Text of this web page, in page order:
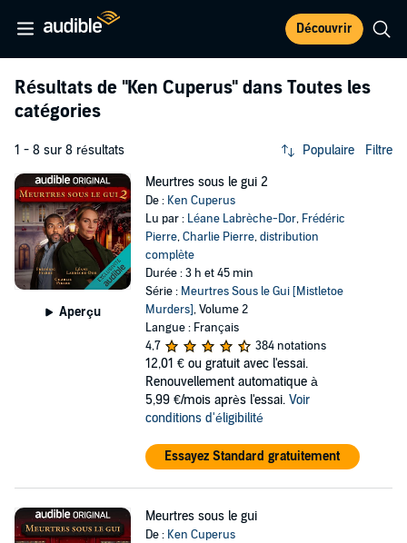
Découvrir
Résultats de "Ken Cuperus" dans Toutes les
catégories
1 - 8 sur 8 résultats Populaire Filtre
Aperçu
Meurtres sous le gui 2
De : Ken Cuperus
Lu par : Léane Labrèche-Dor, Frédéric
Pierre,Charlie Pierre,distribution
complète
Durée : 3 h et 45 min
Série : Meurtres Sous le Gui [Mistletoe
Murders], Volume 2
Langue : Français
4,7
384 notations
12,01 € ou gratuit avec l'essai.
Renouvellement automatique à
5,99 €/mois après l'essai. Voir
conditions d'éligibilité
Essayez Standard gratuitement
Meurtres sous le gui
De : Ken Cuperus